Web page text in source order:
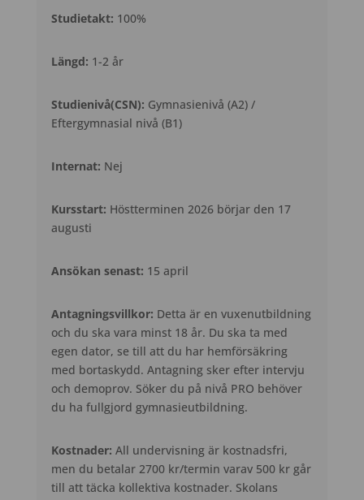
Studietakt: 100%
Längd: 1-2 år
Studienivå(CSN): Gymnasienivå (A2) /
Eftergymnasial nivå (B1)
Internat: Nej
Kursstart: Höstterminen 2026 börjar den 17
augusti
Ansökan senast: 15 april
Antagningsvillkor: Detta är en vuxenutbildning
och du ska vara minst 18 år. Du ska ta med
egen dator, se till att du har hemförsäkring
med bortaskydd. Antagning sker efter intervju
och demoprov. Söker du på nivå PRO behöver
du ha fullgjord gymnasieutbildning.
Kostnader: All undervisning är kostnadsfri,
men du betalar 2700 kr/termin varav 500 kr går
till att täcka kollektiva kostnader. Skolans